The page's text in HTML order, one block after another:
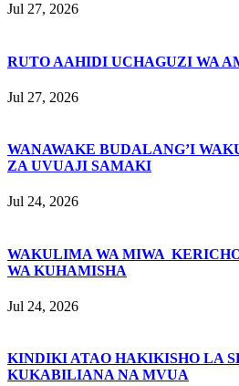
Jul 27, 2026
RUTO AAHIDI UCHAGUZI WA
Jul 27, 2026
WANAWAKE BUDALANG’I
ZA UVUAJI SAMAKI
Jul 24, 2026
WAKULIMA WA MIWA
WA KUHAMISHA
Jul 24, 2026
KINDIKI ATAO HAKIKISHO LA
KUKABILIANA NA MVUA